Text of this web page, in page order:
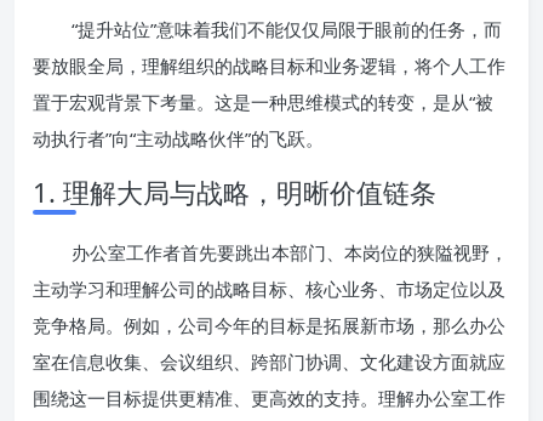
“提升站位”意味着我们不能仅仅局限于眼前的任务，而
要放眼全局，理解组织的战略目标和业务逻辑，将个人工作
置于宏观背景下考量。这是一种思维模式的转变，是从“被
动执行者”向“主动战略伙伴”的飞跃。
1. 理解大局与战略，明晰价值链条
办公室工作者首先要跳出本部门、本岗位的狭隘视野，
主动学习和理解公司的战略目标、核心业务、市场定位以及
竞争格局。例如，公司今年的目标是拓展新市场，那么办公
室在信息收集、会议组织、跨部门协调、文化建设方面就应
围绕这一目标提供更精准、更高效的支持。理解办公室工作